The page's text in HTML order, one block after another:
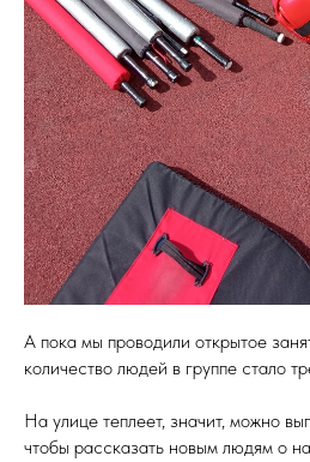
А пока мы проводили открытое
количество людей в группе стало
На улице теплеет, значит, можно
чтобы рассказать новым людям о